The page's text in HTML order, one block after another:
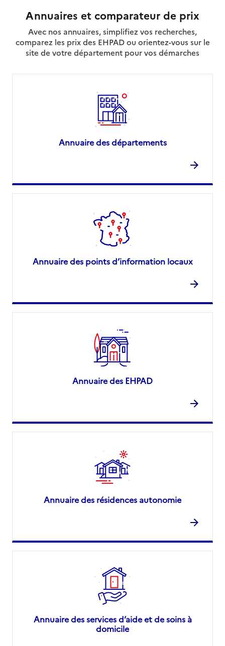
Annuaires et comparateur de prix
Avec nos annuaires, simplifiez vos recherches,
comparez les prix des EHPAD ou orientez-vous sur le
site de votre département pour vos démarches
Annuaire des départements
Annuaire des points d’information locaux
Annuaire des EHPAD
Annuaire des résidences autonomie
Annuaire des services d’aide et de soins à
domicile